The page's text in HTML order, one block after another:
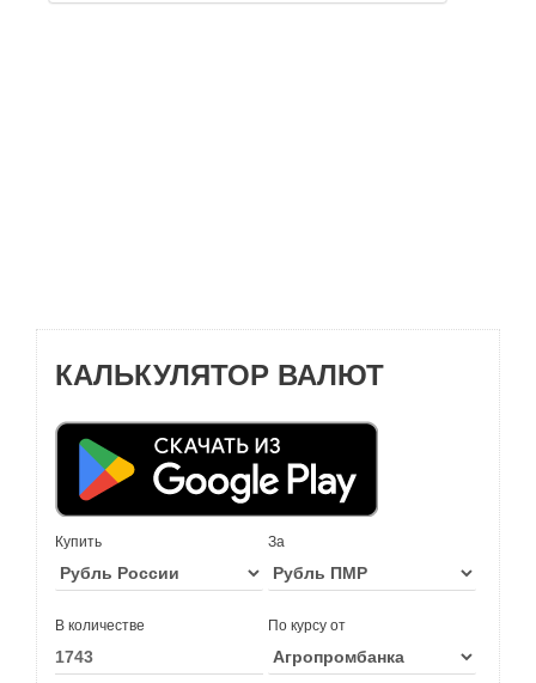
КАЛЬКУЛЯТОР ВАЛЮТ
Купить За
В количестве По курсу от